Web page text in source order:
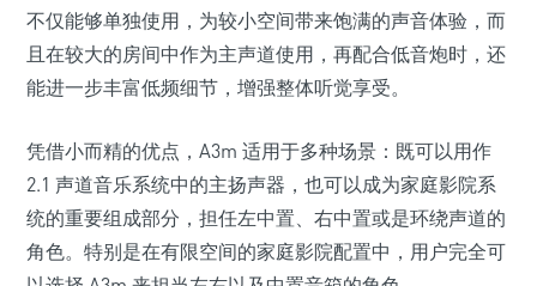
不仅能够单独使用，为较小空间带来饱满的声音体验，而
且在较大的房间中作为主声道使用，再配合低音炮时，还
能进一步丰富低频细节，增强整体听觉享受。
凭借小而精的优点，A3m 适用于多种场景：既可以用作
2.1 声道音乐系统中的主扬声器，也可以成为家庭影院系
统的重要组成部分，担任左中置、右中置或是环绕声道的
角色。特别是在有限空间的家庭影院配置中，用户完全可